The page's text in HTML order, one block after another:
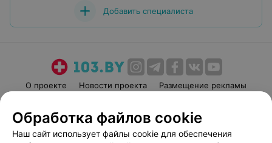
Добавить специалиста
О проекте Новости проекта
Размещение рекламы
Пользовательское соглашение
Способы оплаты
Вакансии
Партнеры
Обработка файлов cookie
Наш сайт использует файлы cookie для обеспечения